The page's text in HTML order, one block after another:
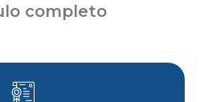
completo